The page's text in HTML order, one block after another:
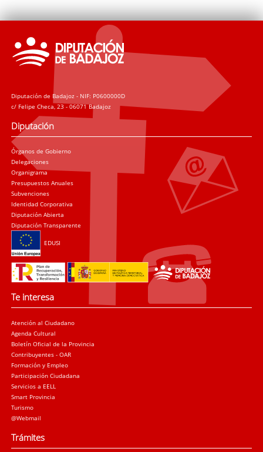
Diputación de Badajoz - NIF: P0600000D
c/ Felipe Checa, 23 - 06071 Badajoz
Diputación
Órganos de Gobierno
Delegaciones
Organigrama
Presupuestos Anuales
Subvenciones
Identidad Corporativa
Diputación Abierta
Diputación Transparente
EDUSI
Te interesa
Atención al Ciudadano
Agenda Cultural
Boletín Oficial de la Provincia
Contribuyentes - OAR
Formación y Empleo
Participación Ciudadana
Servicios a EELL
Smart Provincia
Turismo
@Webmail
Trámites